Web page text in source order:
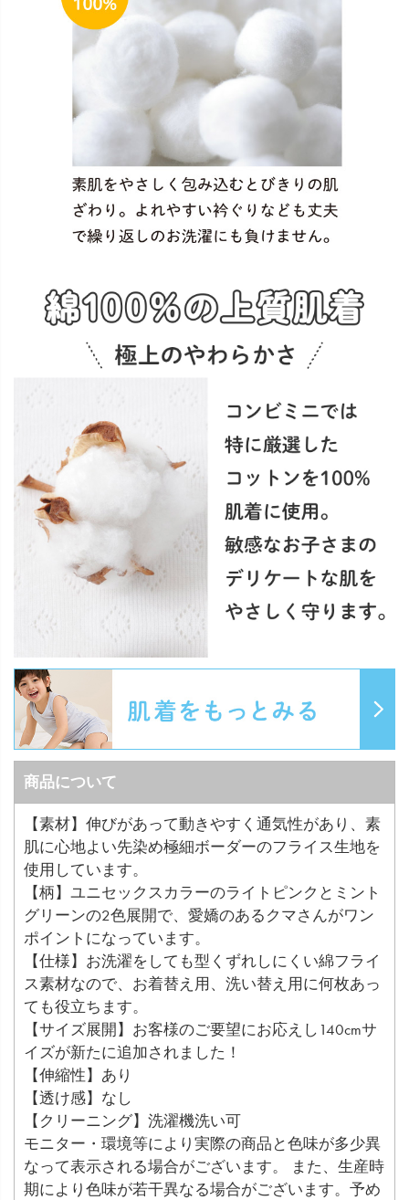
商品について
【素材】伸びがあって動きやすく通気性があり、素
肌に心地よい先染め極細ボーダーのフライス生地を
使用しています。
【柄】ユニセックスカラーのライトピンクとミント
グリーンの2色展開で、愛嬌のあるクマさんがワン
ポイントになっています。
【仕様】お洗濯をしても型くずれしにくい綿フライ
ス素材なので、お着替え用、洗い替え用に何枚あっ
ても役立ちます。
【サイズ展開】お客様のご要望にお応えし140cmサ
イズが新たに追加されました！
【伸縮性】あり
【透け感】なし
【クリーニング】洗濯機洗い可
モニター・環境等により実際の商品と色味が多少異
なって表示される場合がございます。 また、生産時
期により色味が若干異なる場合がございます。予め